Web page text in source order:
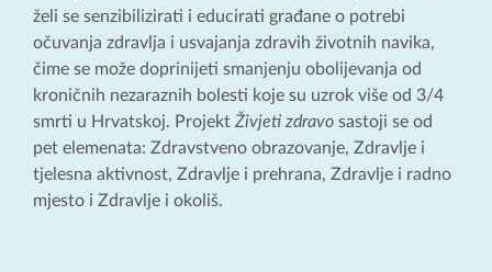
želi se senzibilizirati i educirati građane o potrebi
očuvanja zdravlja i usvajanja zdravih životnih navika,
čime se može doprinijeti smanjenju obolijevanja od
kroničnih nezaraznih bolesti koje su uzrok više od 3/4
smrti u Hrvatskoj. Projekt Živjeti zdravo sastoji se od
pet elemenata: Zdravstveno obrazovanje, Zdravlje i
tjelesna aktivnost, Zdravlje i prehrana, Zdravlje i radno
mjesto i Zdravlje i okoliš.